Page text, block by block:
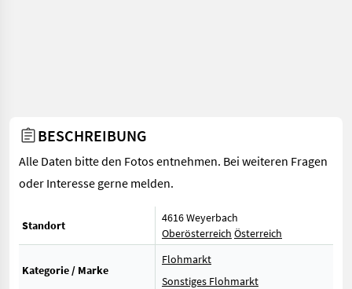
BESCHREIBUNG
Alle Daten bitte den Fotos entnehmen. Bei weiteren Fragen
oder Interesse gerne melden.
Standort
4616 Weyerbach
Oberösterreich Österreich
Kategorie / Marke
Flohmarkt
Sonstiges Flohmarkt